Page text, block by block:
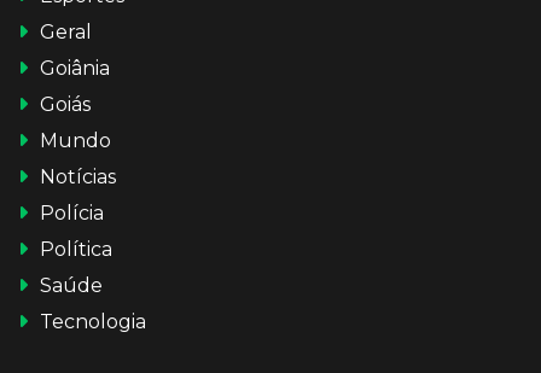
Geral
Goiânia
Goiás
Mundo
Notícias
Polícia
Política
Saúde
Tecnologia